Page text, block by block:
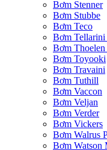
Bơm Stenner
Bơm Stubbe
Bơm Teco
Bơm Tellarini
Bơm Thoelen
Bơm Toyooki
Bơm Travaini
Bơm Tuthill
Bơm Vaccon
Bơm Veljan
Bơm Verder
Bơm Vickers
Bơm Walrus
Bơm Watson